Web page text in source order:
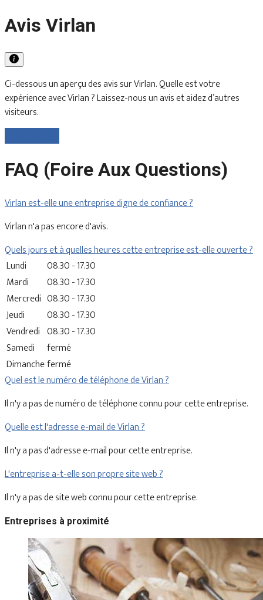
Avis Virlan
Ci-dessous un aperçu des avis sur Virlan. Quelle est votre
expérience avec Virlan ? Laissez-nous un avis et aidez d’autres
visiteurs.
FAQ (Foire Aux Questions)
Virlan est-elle une entreprise digne de confiance ?
Virlan n'a pas encore d'avis.
Quels jours et à quelles heures cette entreprise est-elle ouverte ?
Lundi
08.30 - 17.30
Mardi
08.30 - 17.30
Mercredi 08.30 - 17.30
Jeudi
08.30 - 17.30
Vendredi 08.30 - 17.30
Samedi
fermé
Dimanchefermé
Quel est le numéro de téléphone de Virlan ?
Il n'y a pas de numéro de téléphone connu pour cette entreprise.
Quelle est l'adresse e-mail de Virlan ?
Il n'y a pas d'adresse e-mail pour cette entreprise.
L'entreprise a-t-elle son propre site web ?
Il n'y a pas de site web connu pour cette entreprise.
Entreprises à proximité